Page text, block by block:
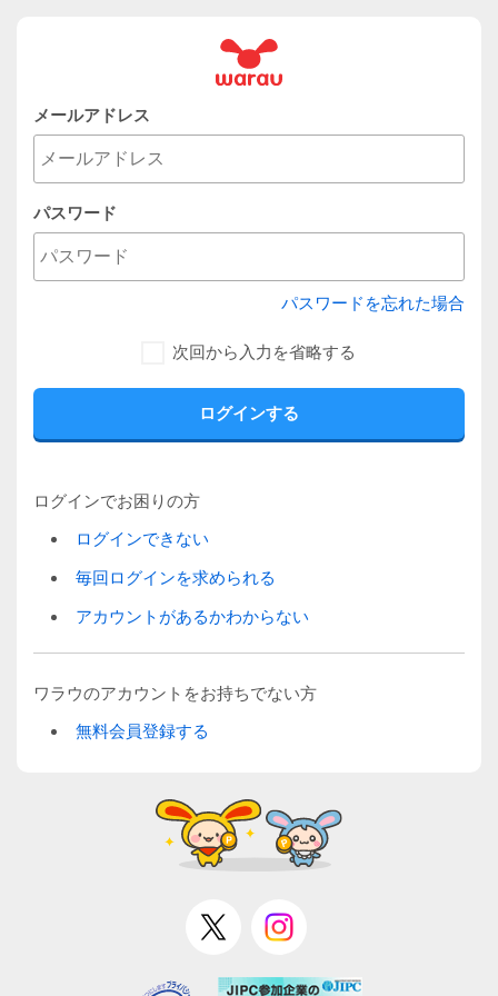
メールアドレス
パスワード
パスワードを忘れた場合
次回から入力を省略する
ログインでお困りの方
ログインできない
毎回ログインを求められる
アカウントがあるかわからない
ワラウのアカウントをお持ちでない方
無料会員登録する